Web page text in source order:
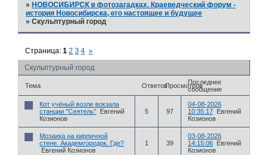
» НОВОСИБИРСК в фотозагадках. Краеведческий форум -
история Новосибирска, его настоящее и будущее
»Скульптурный город
Скульптурный город
Страница:1 2 3 4 »
Тема ОтветовПросмотровПоследнее
сообщение
Кот учёный возле вокзала
станции "Сеятель" Евгений
Козионов
5 97
04-08-2026
10:35:17 Евгений
Козионов
Мозаика на кирпичной
стене. Академгородок. Где?
Евгений Козионов
1 39
03-08-2026
14:15:06 Евгений
Козионов